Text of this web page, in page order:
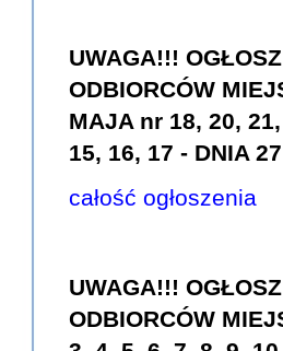
UWAGA!!!
ODBIORCÓW
MAJA nr 18, 20,
15, 16, 17 - DNIA
całość ogłoszenia
UWAGA!!!
ODBIORCÓW